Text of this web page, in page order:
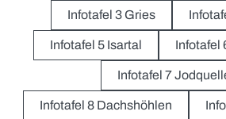
Stadtführungen
Krippen
Der Bulle von Tölz
Gastronomie
Christkindlmarkt
Infotafel 3 Gries
Infotafel 5 Isartal Infotafel
Infotafel 7
Infotafel 8 Dachshöhlen